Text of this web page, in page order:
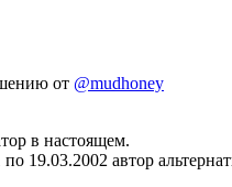
от @mudhoney
в настоящем.
19.03.2002 автор